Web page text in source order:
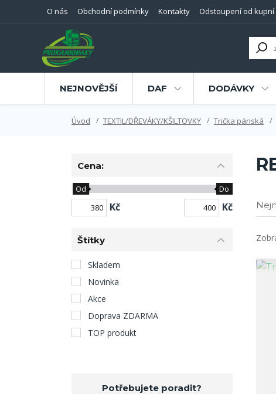
O nás Obchodní podmínky Kontakty Odstoupení od
NEJNOVĚJŠÍ DAF DODÁVKY
Úvod TEXTIL/DŘEVÁKY/KŠILTOVKY Trička pánská
Cena:
Kč
Od Do
Kč
Štítky
Skladem
Novinka
Akce
Doprava ZDARMA
TOP produkt
Potřebujete poradit?